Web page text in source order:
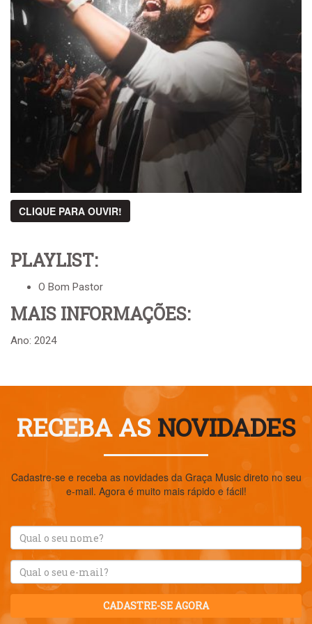
CLIQUE PARA OUVIR!
PLAYLIST:
O Bom Pastor
MAIS INFORMAÇÕES:
Ano: 2024
RECEBA AS NOVIDADES
Cadastre-se e receba as novidades da Graça Music direto no seu
e-mail. Agora é muito mais rápido e fácil!
CADASTRE-SE AGORA